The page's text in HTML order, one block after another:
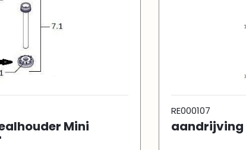
Mini
RE000107
aandrijving